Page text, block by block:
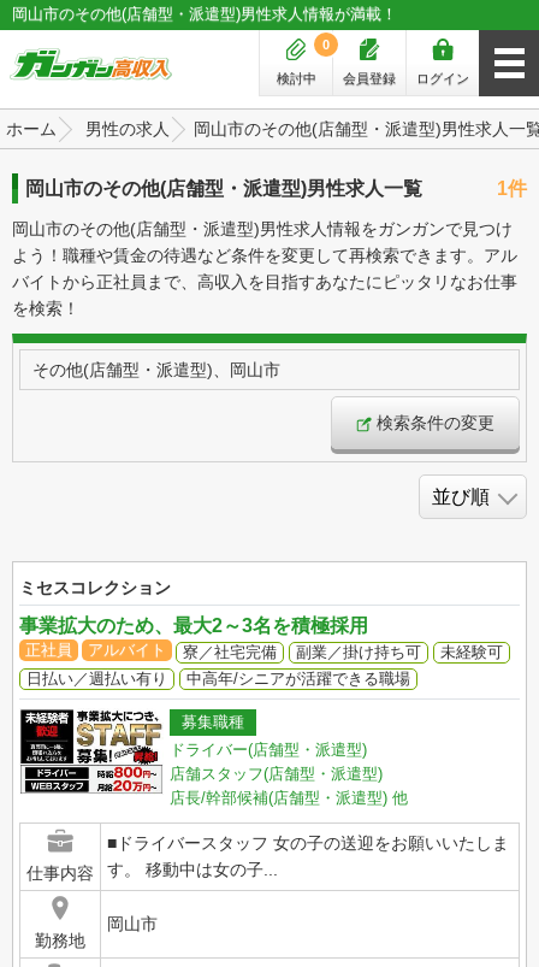
岡山市のその他(店舗型・派遣型)男性求人情報が満載！
ログイン
会員登録
検討中
0
ホーム 男性の求人 岡山市のその他(店舗型・派遣型)男性求人一
岡山市のその他(店舗型・派遣型)男性求人一覧 1件
岡山市のその他(店舗型・派遣型)男性求人情報をガンガンで見つけ
よう！職種や賃金の待遇など条件を変更して再検索できます。アル
バイトから正社員まで、高収入を目指すあなたにピッタリなお仕事
を検索！
その他(店舗型・派遣型)、岡山市
検索条件の変更
ミセスコレクション
事業拡大のため、最大2～3名を積極採用
正社員 アルバイト 寮／社宅完備 副業／掛け持ち可
未経験可
日払い／週払い有り
中高年/シニアが活躍できる職場
募集職種
ドライバー(店舗型・派遣型)
店舗スタッフ(店舗型・派遣型)
店長/幹部候補(店舗型・派遣型) 他
仕事内容
■ドライバースタッフ 女の子の送迎をお願いいたしま
す。 移動中は女の子...
勤務地
岡山市